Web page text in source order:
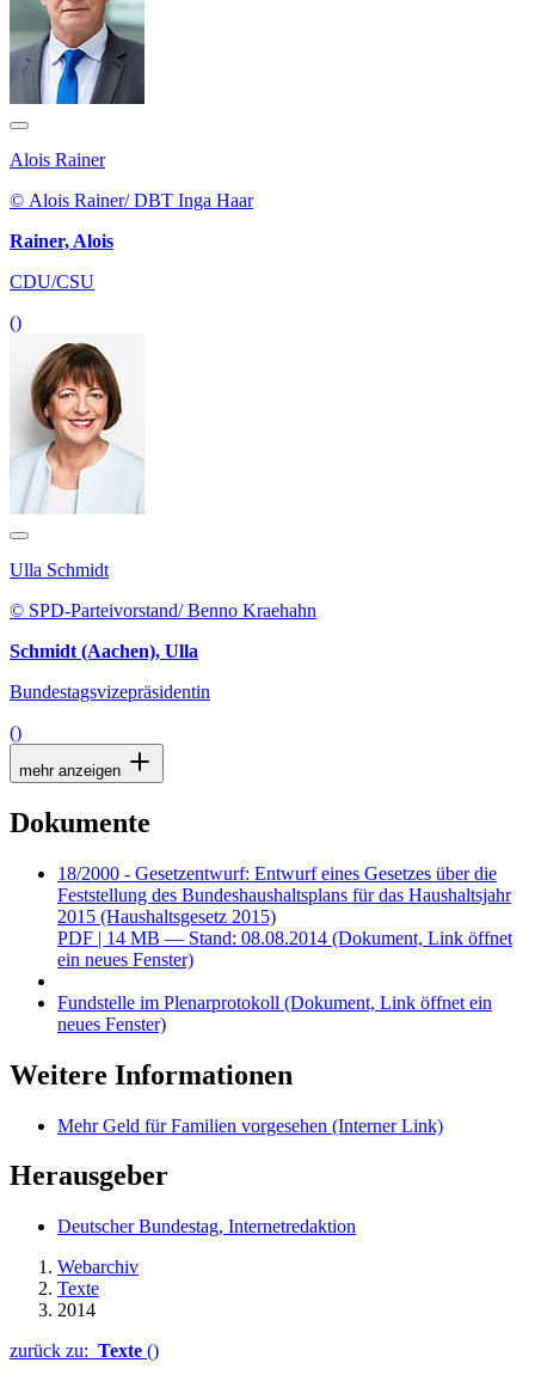
Alois Rainer
© Alois Rainer/ DBT Inga Haar
Rainer, Alois
CDU/CSU
()
Ulla Schmidt
© SPD-Parteivorstand/ Benno Kraehahn
Schmidt (Aachen), Ulla
Bundestagsvizepräsidentin
()
mehr anzeigen
Dokumente
18/2000 - Gesetzentwurf: Entwurf eines Gesetzes über die
Feststellung des Bundeshaushaltsplans für das Haushaltsjahr
2015 (Haushaltsgesetz 2015)
PDF | 14 MB — Stand: 08.08.2014 (Dokument, Link öffnet
ein neues Fenster)
Fundstelle im Plenarprotokoll (Dokument, Link öffnet ein
neues Fenster)
Weitere Informationen
Mehr Geld für Familien vorgesehen (Interner Link)
Herausgeber
Deutscher Bundestag, Internetredaktion
Webarchiv
Texte
2014
zurück zu: Texte ()